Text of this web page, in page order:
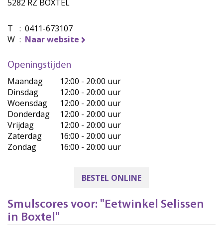
5282 RZ BOXTEL
T : 0411-673107
W : Naar website
Openingstijden
Maandag
12:00 - 20:00 uur
Dinsdag
12:00 - 20:00 uur
Woensdag
12:00 - 20:00 uur
Donderdag
12:00 - 20:00 uur
Vrijdag
12:00 - 20:00 uur
Zaterdag
16:00 - 20:00 uur
Zondag
16:00 - 20:00 uur
BESTEL ONLINE
Smulscores voor: "Eetwinkel Selissen
in Boxtel"